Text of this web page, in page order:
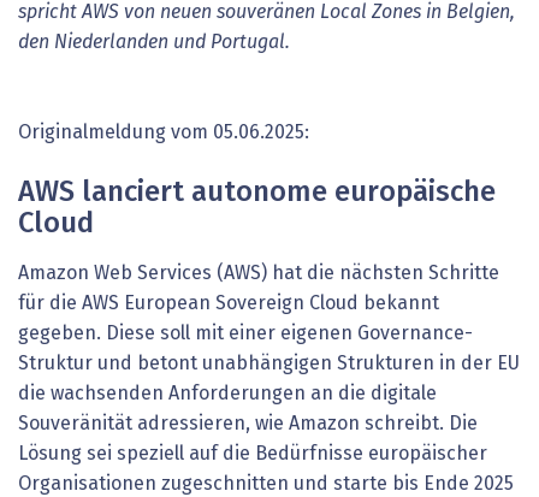
spricht AWS von neuen souveränen Local Zones in Belgien,
den Niederlanden und Portugal.
Originalmeldung vom 05.06.2025:
AWS lanciert autonome europäische
Cloud
Amazon Web Services (AWS) hat die nächsten Schritte
für die AWS European Sovereign Cloud bekannt
gegeben. Diese soll mit einer eigenen Governance-
Struktur und betont unabhängigen Strukturen in der EU
die wachsenden Anforderungen an die digitale
Souveränität adressieren, wie Amazon schreibt. Die
Lösung sei speziell auf die Bedürfnisse europäischer
Organisationen zugeschnitten und starte bis Ende 2025